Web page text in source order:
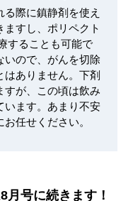
際に鎮静剤を使え
すし、ポリペクト
することも可能で
いので、がんを切除
ありません。下剤
すが、この頃は飲み
います。あまり不安
任せください。
月号に続きます！